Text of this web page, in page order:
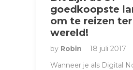
goedkoopste
om te reizen ter
wereld!
by Robin
18 juli 2017
Wanneer je als Digital